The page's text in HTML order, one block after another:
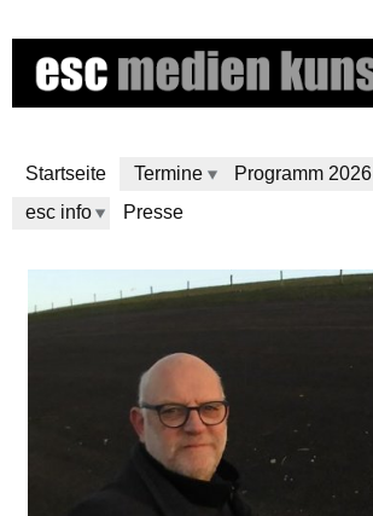
to
main
Startseite
Termine Programm 2026
esc info
Presse
e